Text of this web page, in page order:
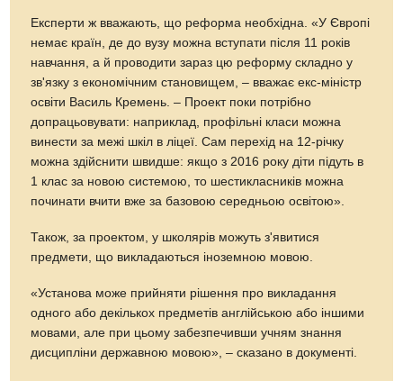
Експерти ж вважають, що реформа необхідна. «У Європі
немає країн, де до вузу можна вступати після 11 років
навчання, а й проводити зараз цю реформу складно у
зв'язку з економічним становищем, – вважає екс-міністр
освіти Василь Кремень. – Проект поки потрібно
допрацьовувати: наприклад, профільні класи можна
винести за межі шкіл в ліцеї. Сам перехід на 12-річку
можна здійснити швидше: якщо з 2016 року діти підуть в
1 клас за новою системою, то шестикласників можна
починати вчити вже за базовою середньою освітою».
Також, за проектом, у школярів можуть з'явитися
предмети, що викладаються іноземною мовою.
«Установа може прийняти рішення про викладання
одного або декількох предметів англійською або іншими
мовами, але при цьому забезпечивши учням знання
дисципліни державною мовою», – сказано в документі.